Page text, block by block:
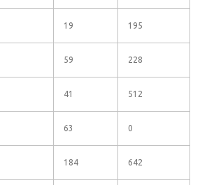
19 195
59 228
41 512
63 0
184 642